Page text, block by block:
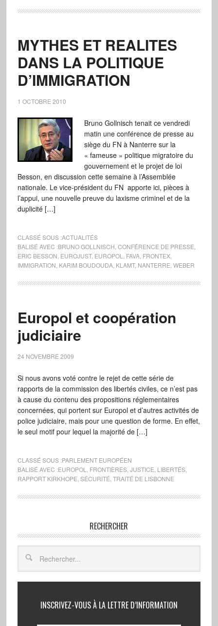
MYTHES ET REALITES
DANS LA POLITIQUE
D’IMMIGRATION
1 OCTOBRE 2010
Bruno Gollnisch tenait ce vendredi
matin une conférence de presse au
siège du FN à Nanterre sur la
« fameuse » politique migratoire du
gouvernement et le projet de loi
Besson, en discussion cette semaine à l’Assemblée
nationale. Le vice-président du FN apporte ici, pièces à
l’appui, une nouvelle preuve du laxisme criminel et de la
duplicité […]
CLASSÉ SOUS :ACTUALITÉS
BALISÉ AVEC :BRUNO GOLLNISCH CONFÉRENCE DE PRESSE
ERIC BESSON EUROJUST, EUROPOL FAVA, FRONTEX,
IMMIGRATION KARIM BOUDOUDA, KLAMT, NANTERRE WEBER
Europol et coopération
judiciaire
24 NOVEMBRE 2009
Si nous avons voté contre le rejet de cette série de
rapports de la commission des libertés civiles, ce n’est pas
à cause du contenu des propositions réglementaires
concernées, qui portent sur Europol et d’autres activités de
police judiciaire, mais pour une question de forme. En effet,
le seul motif pour lequel la majorité de […]
CLASSÉ SOUS :PARLEMENT EUROPÉEN
BALISÉ AVEC :EUROPOL FRONTIÈRES, JUSTICE LIBERTÉS,
RAPPORT KIRKHOPE SÉCURITÉ TRAITÉ DE LISBONNE
RECHERCHER
INSCRIVEZ-VOUS À LA LETTRE D’INFORMATION